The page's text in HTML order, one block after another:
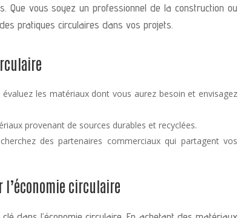
Que vous soyez un professionnel de la construction ou
pratiques circulaires dans vos projets.
les matériaux dont vous aurez besoin et envisagez
provenant de sources durables et recyclées.
des partenaires commerciaux qui partagent vos
l’économie circulaire